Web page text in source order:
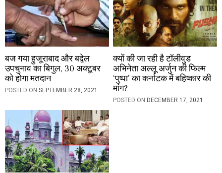
बज गया हुजूराबाद और बद्वेल
उपचुनाव का बिगुल, 30 अक्टूबर
को होगा मतदान
POSTED ON SEPTEMBER 28, 2021
क्यों की जा रही है टॉलीवुड
अभिनेता अल्लू अर्जुन की फिल्म
‘पुष्पा’ का कर्नाटक में बहिष्कार की
मांग?
POSTED ON DECEMBER 17, 2021